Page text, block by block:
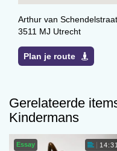
Arthur van Schendelstraat
3511 MJ Utrecht
Plan je route
Gerelateerde
Kindermans
Essay 14:31